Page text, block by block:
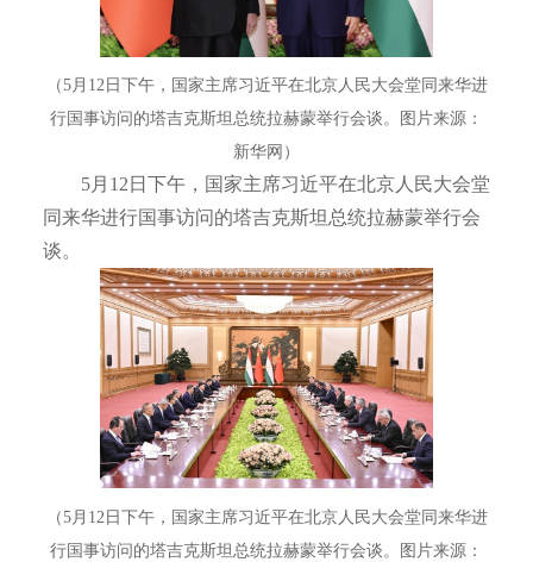
（5月12日下午，国家主席习近平在北京人民大会堂同来华进
行国事访问的塔吉克斯坦总统拉赫蒙举行会谈。图片来源：
新华网）
5月12日下午，国家主席习近平在北京人民大会堂
同来华进行国事访问的塔吉克斯坦总统拉赫蒙举行会
谈。
（5月12日下午，国家主席习近平在北京人民大会堂同来华进
行国事访问的塔吉克斯坦总统拉赫蒙举行会谈。图片来源：